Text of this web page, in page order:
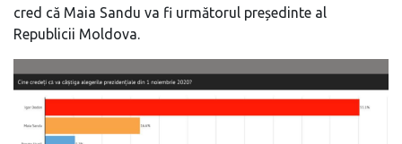
cred că Maia Sandu va fi următorul președinte al
Republicii Moldova.